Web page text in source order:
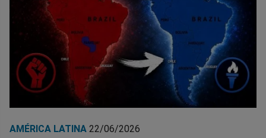
AMÉRICA LATINA 22/06/2026